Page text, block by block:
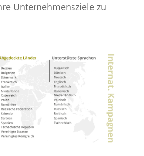
Unternehmensziele zu